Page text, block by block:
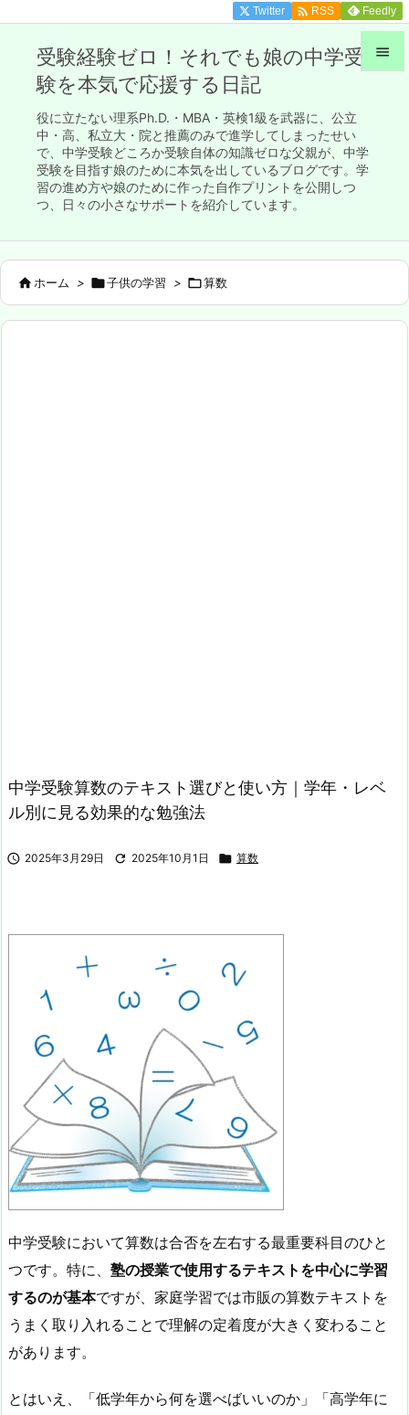
受験経験ゼロ！それでも娘の中学受
験を本気で応援する日記
役に立たない理系Ph.D.・MBA・英検1級を武器に、公立
中・高、私立大・院と推薦のみで進学してしまったせい
で、中学受験どころか受験自体の知識ゼロな父親が、中学
受験を目指す娘のために本気を出しているブログです。学
習の進め方や娘のために作った自作プリントを公開しつ
つ、日々の小さなサポートを紹介しています。

Twitter  RSS Feedly
ホーム > 子供の学習 > 算数
中学受験算数のテキスト選びと使い方｜学年・レベ
ル別に見る効果的な勉強法
 2025年3月29日  2025年10月1日  算数
中学受験において算数は合否を左右する最重要科目のひと
つです。特に、 塾の授業で使用するテキストを中心に学習
するのが基本ですが、家庭学習では市販の算数テキストを
うまく取り入れることで理解の定着度が大きく変わること
があります。
とはいえ、「低学年から何を選べばいいのか」「高学年に